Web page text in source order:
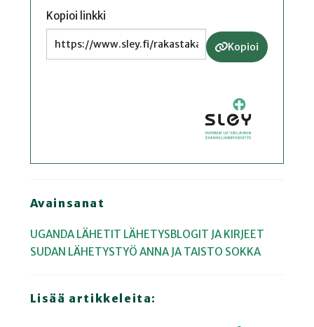
Kopioi linkki
Kopioi
Avainsanat
UGANDA LÄHETIT LÄHETYSBLOGIT JA KIRJEET
SUDAN LÄHETYSTYÖ ANNA JA TAISTO SOKKA
Lisää artikkeleita: